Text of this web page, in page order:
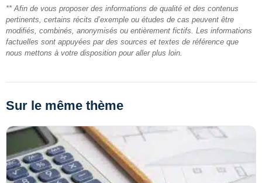
** Afin de vous proposer des informations de qualité et des contenus
pertinents, certains récits d’exemple ou études de cas peuvent être
modifiés, combinés, anonymisés ou entièrement fictifs. Les informations
factuelles sont appuyées par des sources et textes de référence que
nous mettons à votre disposition pour aller plus loin.
Sur le même thème